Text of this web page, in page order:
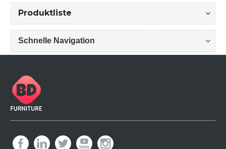
Produktliste
Schnelle Navigation